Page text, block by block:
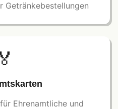
Getränkebestellungen
Ehrenamtliche und